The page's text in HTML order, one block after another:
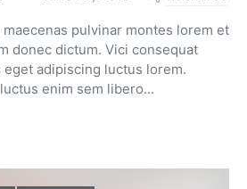
pulvinar montes lorem et
donec dictum. Vici consequat
eget adipiscing luctus lorem.
enim sem libero…